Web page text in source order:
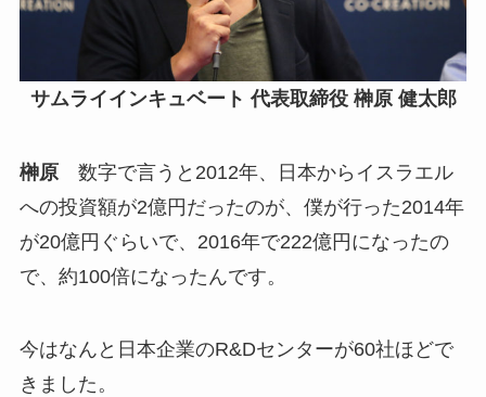
サムライインキュベート 代表取締役 榊原 健太郎
榊原数字で言うと2012年、日本からイスラエル
への投資額が2億円だったのが、僕が行った2014年
が20億円ぐらいで、2016年で222億円になったの
で、約100倍になったんです。
今はなんと日本企業のR&Dセンターが60社ほどで
きました。